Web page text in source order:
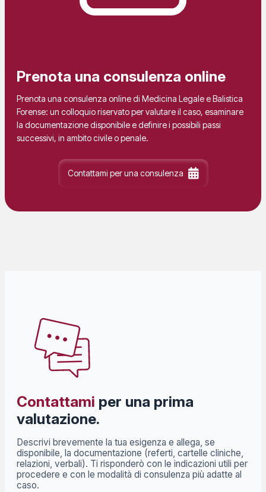
Prenota una consulenza online
Prenota una consulenza online di Medicina Legale e Balistica
Forense: un colloquio riservato per valutare il caso, esaminare
la documentazione disponibile e definire i possibili passi
successivi, in ambito civile o penale.
Contattami per una consulenza
Contattami per una prima
valutazione.
Descrivi brevemente la tua esigenza e allega, se
disponibile, la documentazione (referti, cartelle cliniche,
relazioni, verbali). Ti risponderò con le indicazioni utili per
procedere e con le modalità di consulenza più adatte al
caso.